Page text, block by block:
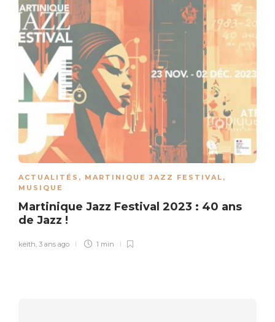
ACTUALITÉS , MARTINIQUE JAZZ FESTIVAL ,
MUSIQUE
Martinique Jazz Festival 2023 : 40 ans
de Jazz !
keith, 3 ans ago 1 min